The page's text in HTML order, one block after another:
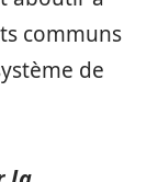
communs
de